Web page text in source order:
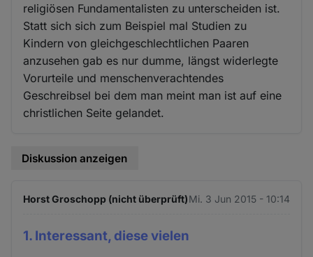
religiösen Fundamentalisten zu unterscheiden ist.
Statt sich sich zum Beispiel mal Studien zu
Kindern von gleichgeschlechtlichen Paaren
anzusehen gab es nur dumme, längst widerlegte
Vorurteile und menschenverachtendes
Geschreibsel bei dem man meint man ist auf eine
christlichen Seite gelandet.
Diskussion anzeigen
Horst Groschopp (nicht überprüft)Mi. 3 Jun 2015 - 10:14
1. Interessant, diese vielen